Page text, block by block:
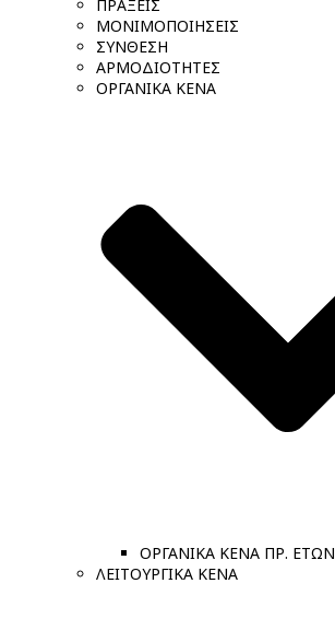
ΠΡΑΞΕΙΣ
ΜΟΝΙΜΟΠΟΙΗΣΕΙΣ
ΣΥΝΘΕΣΗ
ΑΡΜΟΔΙΟΤΗΤΕΣ
ΟΡΓΑΝΙΚΑ ΚΕΝΑ
ΟΡΓΑΝΙΚΑ ΚΕΝΑ ΠΡ. ΕΤΩΝ
ΛΕΙΤΟΥΡΓΙΚΑ ΚΕΝΑ